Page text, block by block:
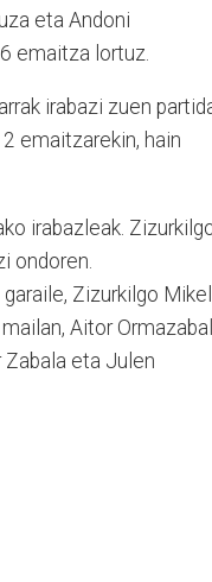
eta Andoni
emaitza lortuz.
irabazi zuen
emaitzarekin, hain
irabazleak.
ondoren.
Zizurkilgo Mikel
Aitor Ormazabal
Zabala eta Julen